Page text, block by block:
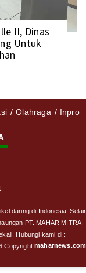
II, Dinas
Untuk
Olahraga Inpro
daring di Indonesia.
PT. MAHAR MITRA
Hubungi kami di :
Copyrightmaharnews.com